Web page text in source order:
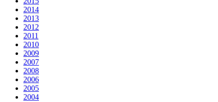
2014
2013
2012
2011
2010
2009
2007
2008
2006
2005
2004